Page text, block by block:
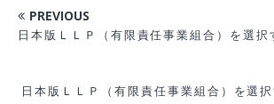
PREVIOUS
日本版ＬＬＰ（有限責任事業組合）を選択
日本版ＬＬＰ（有限責任事業組合）を選